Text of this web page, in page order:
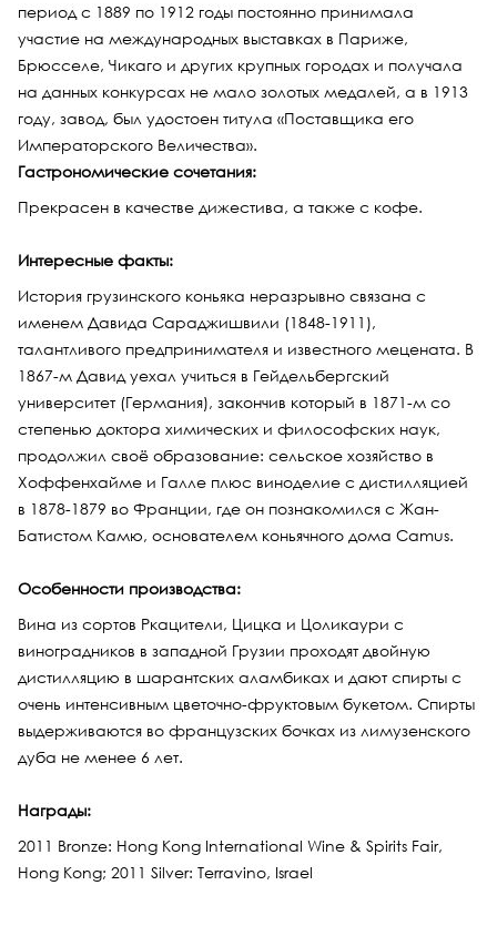
период с 1889 по 1912 годы постоянно принимала
участие на международных выставках в Париже,
Брюсселе, Чикаго и других крупных городах и получала
на данных конкурсах не мало золотых медалей, а в 1913
году, завод, был удостоен титула «Поставщика его
Императорского Величества».
Гастрономические сочетания:
Прекрасен в качестве дижестива, а также с кофе.
Интересные факты:
История грузинского коньяка неразрывно связана с
именем Давида Сараджишвили (1848-1911),
талантливого предпринимателя и известного мецената. В
1867-м Давид уехал учиться в Гейдельбергский
университет (Германия), закончив который в 1871-м со
степенью доктора химических и философских наук,
продолжил своё образование: сельское хозяйство в
Хоффенхайме и Галле плюс виноделие с дистилляцией
в 1878-1879 во Франции, где он познакомился с Жан-
Батистом Камю, основателем коньячного дома Camus.
Особенности производства:
Вина из сортов Ркацители, Цицка и Цоликаури с
виноградников в западной Грузии проходят двойную
дистилляцию в шарантских аламбиках и дают спирты с
очень интенсивным цветочно-фруктовым букетом. Спирты
выдерживаются во французских бочках из лимузенского
дуба не менее 6 лет.
Награды:
2011 Bronze: Hong Kong International Wine & Spirits Fair,
Hong Kong; 2011 Silver: Terravino, Israel